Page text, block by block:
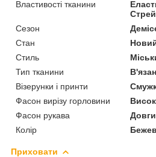
Властивості тканини
Сезон
Стан
Стиль
Тип тканини
Візерунки і принти
Фасон вирізу горловини
Фасон рукава
Колір
Приховати